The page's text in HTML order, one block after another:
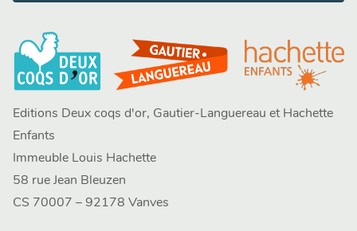
Editions Deux coqs d'or, Gautier-Languereau et Hachette
Enfants
Immeuble Louis Hachette
58 rue Jean Bleuzen
CS 70007 – 92178 Vanves